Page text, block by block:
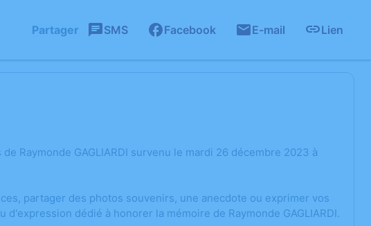
Partager SMS Facebook E-mail Lien
Raymonde GAGLIARDI survenu le mardi 26 décembre 2023 à
partager des photos souvenirs, une anecdote ou exprimer vos
dédié à honorer la mémoire de Raymonde GAGLIARDI.